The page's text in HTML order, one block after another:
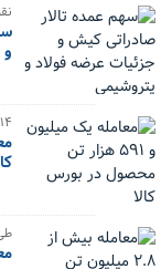
۱۴ دی ماه رقم خورد؛